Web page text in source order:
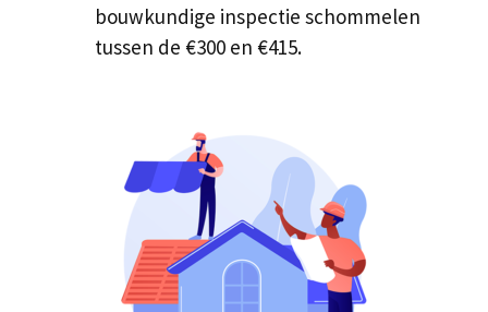
bouwkundige inspectie schommelen
tussen de €300 en €415.